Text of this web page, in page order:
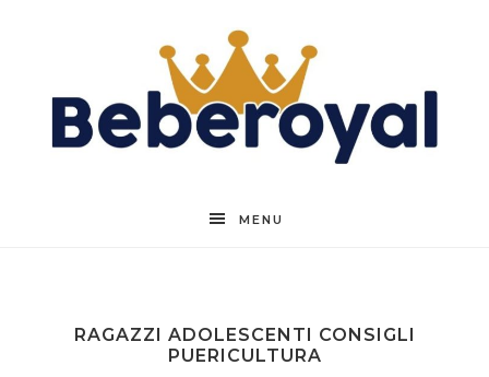
Beberoyal
MENU
RAGAZZI ADOLESCENTI CONSIGLI
PUERICULTURA